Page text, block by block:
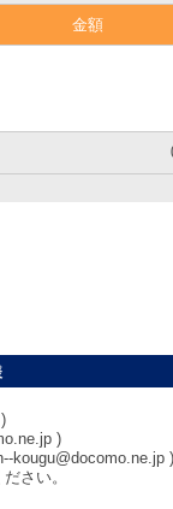
金額
)
kougu@docomo.ne.jp )
さい。